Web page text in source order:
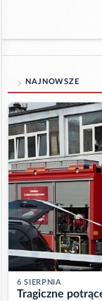
NAJNOWSZE
6 SIERPNIA
Tragiczne